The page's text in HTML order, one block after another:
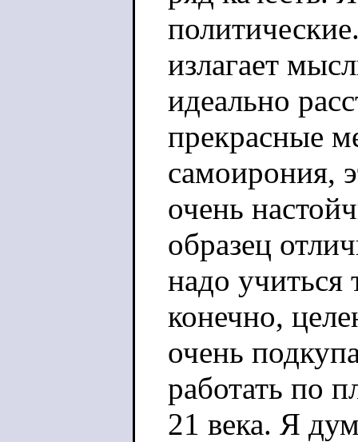
излагает
идеально
прекрасные
самоирония,
очень
образец
надо учиться
конечно,
очень
работать по
21 века. Я